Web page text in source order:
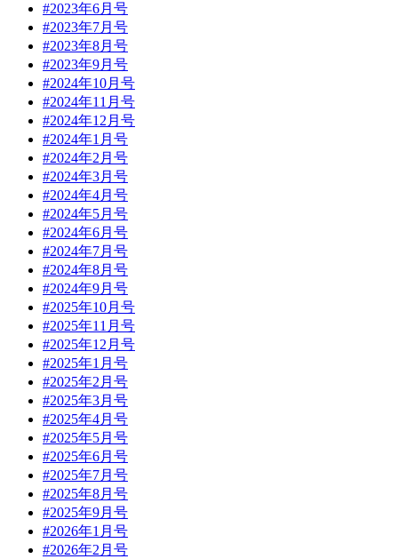
#2023年6月号
#2023年7月号
#2023年8月号
#2023年9月号
#2024年10月号
#2024年11月号
#2024年12月号
#2024年1月号
#2024年2月号
#2024年3月号
#2024年4月号
#2024年5月号
#2024年6月号
#2024年7月号
#2024年8月号
#2024年9月号
#2025年10月号
#2025年11月号
#2025年12月号
#2025年1月号
#2025年2月号
#2025年3月号
#2025年4月号
#2025年5月号
#2025年6月号
#2025年7月号
#2025年8月号
#2025年9月号
#2026年1月号
#2026年2月号